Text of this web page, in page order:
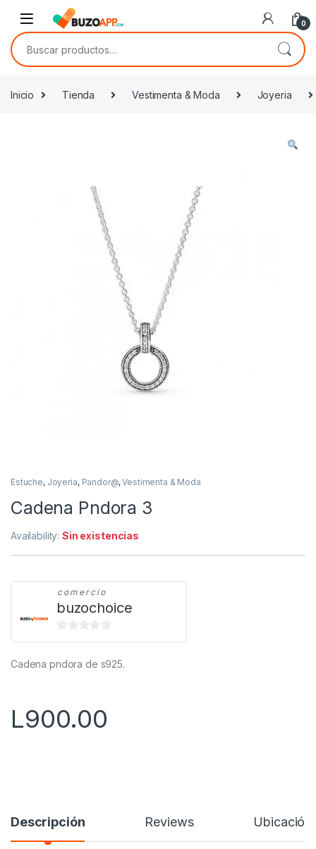
Skip to navigation
Skip to content
0
Buscar por:
Inicio Tienda Vestimenta & Moda Joyeria
Estuche, Joyeria, Pandor@,Vestimenta & Moda
Cadena Pndora 3
Availability:Sin existencias
comercio
buzochoice
0
e
Cadena pndora de s925.
L900.00
Descripción Reviews Ubicación